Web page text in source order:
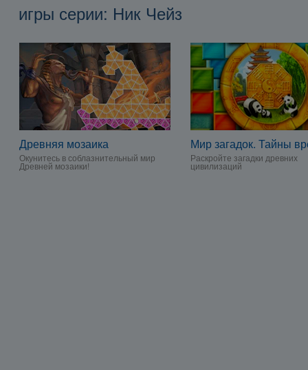
игры серии: Ник Чейз
Древняя мозаика
Окунитесь в соблазнительный мир
Древней мозаики!
Мир загадок. Тайны
Раскройте загадки древних
цивилизаций